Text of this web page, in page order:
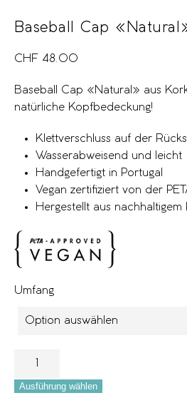
Baseball Cap
CHF 48.00
Baseball Cap «Natural» aus
natürliche Kopfbedeckung!
Klettverschluss auf der
Wasserabweisend und leicht
Handgefertigt in Portugal
Vegan zertifiziert von der
Hergestellt aus nachhaltigem
Umfang
Ausführung wählen